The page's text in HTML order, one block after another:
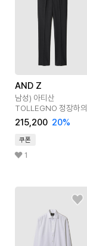
AND Z
남성) 아티산
TOLLEGNO 정장하의
215,200 20%
쿠폰
1